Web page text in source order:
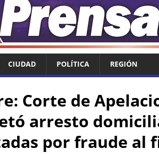
CIUDAD POLÍTICA REGIÓN
Corte de
arresto
por fraude al